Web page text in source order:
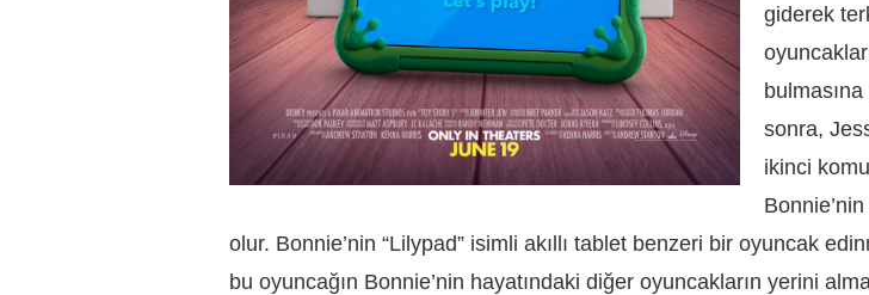
giderek
sonra,
ikinci
olur. Bonnie’nin “Lilypad” isimli akıllı tablet benzeri bir oyuncak
bu oyuncağın Bonnie’nin hayatındaki diğer oyuncakların yerini